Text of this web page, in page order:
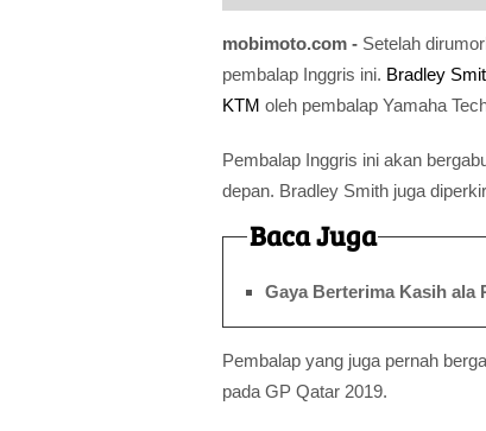
mobimoto.com - Setelah
pembalap Inggris ini. Bradley
KTM oleh pembalap Yamaha
Pembalap Inggris ini akan
depan. Bradley Smith juga
Baca Juga
Gaya Berterima Kasih ala
Pembalap yang juga pernah
pada GP Qatar 2019.